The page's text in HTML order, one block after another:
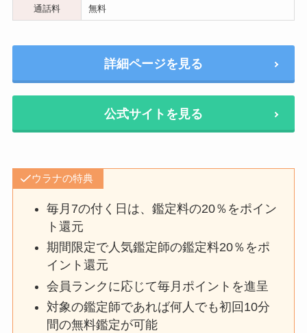
通話料 無料
詳細ページを見る
公式サイトを見る
ウラナの特典
毎月7の付く日は、鑑定料の20％をポイン
ト還元
期間限定で人気鑑定師の鑑定料20％をポ
イント還元
会員ランクに応じて毎月ポイントを進呈
対象の鑑定師であれば何人でも初回10分
間の無料鑑定が可能